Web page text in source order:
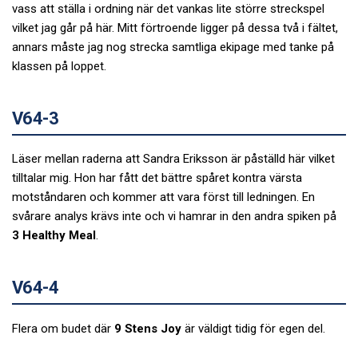
vass att ställa i ordning när det vankas lite större streckspel
vilket jag går på här. Mitt förtroende ligger på dessa två i fältet,
annars måste jag nog strecka samtliga ekipage med tanke på
klassen på loppet.
V64-3
Läser mellan raderna att Sandra Eriksson är påställd här vilket
tilltalar mig. Hon har fått det bättre spåret kontra värsta
motståndaren och kommer att vara först till ledningen. En
svårare analys krävs inte och vi hamrar in den andra spiken på
3 Healthy Meal.
V64-4
Flera om budet där 9 Stens Joy är väldigt tidig för egen del.